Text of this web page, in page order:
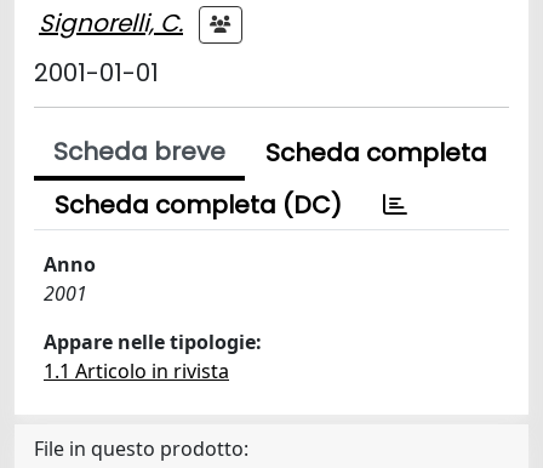
Signorelli, C.
2001-01-01
Scheda breve
Scheda completa
Scheda completa (DC)
Anno
2001
Appare nelle tipologie:
1.1 Articolo in rivista
File in questo prodotto: